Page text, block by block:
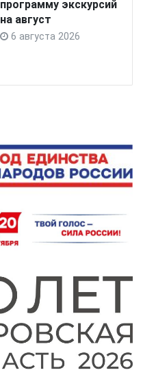
программу экскурсий
на август
6 августа 2026